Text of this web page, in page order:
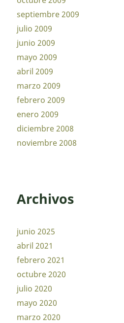
septiembre 2009
julio 2009
junio 2009
mayo 2009
abril 2009
marzo 2009
febrero 2009
enero 2009
diciembre 2008
noviembre 2008
Archivos
junio 2025
abril 2021
febrero 2021
octubre 2020
julio 2020
mayo 2020
marzo 2020